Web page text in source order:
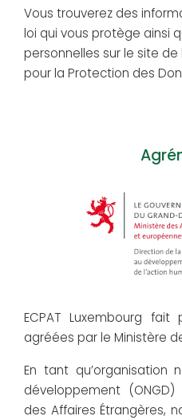
Vous trouverez des
loi qui vous protège ainsi
personnelles sur le site
pour la Protection des
ECPAT Luxembourg
agréées par le Ministère
En tant qu’organisation
développement
des Affaires Étrangères,